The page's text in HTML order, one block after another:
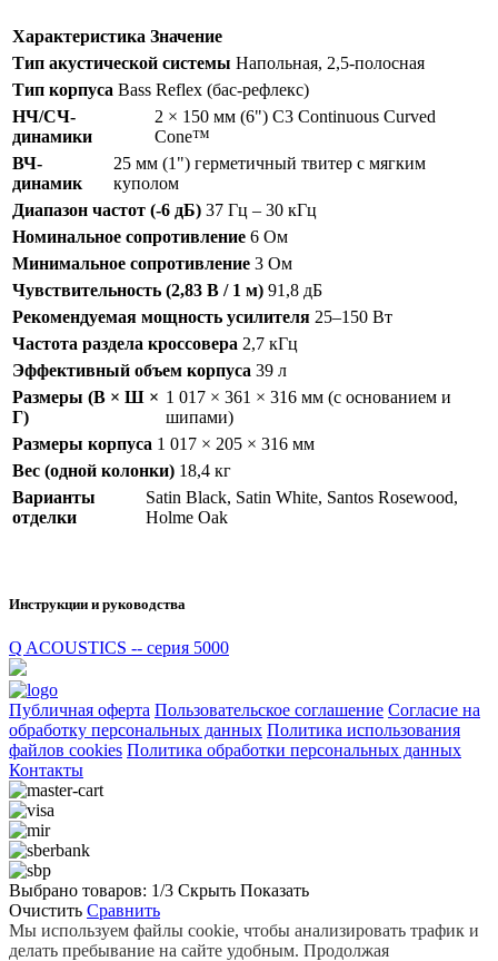
Характеристика Значение
Тип акустической системы Напольная, 2,5-полосная
Тип корпуса Bass Reflex (бас-рефлекс)
НЧ/СЧ-
динамики
2 × 150 мм (6") C3 Continuous Curved
Cone™
ВЧ-
динамик
25 мм (1") герметичный твитер с мягким
куполом
Диапазон частот (-6 дБ) 37 Гц – 30 кГц
Номинальное сопротивление 6 Ом
Минимальное сопротивление 3 Ом
Чувствительность (2,83 В / 1 м) 91,8 дБ
Рекомендуемая мощность усилителя 25–150 Вт
Частота раздела кроссовера 2,7 кГц
Эффективный объем корпуса 39 л
Размеры (В × Ш ×
Г)
1 017 × 361 × 316 мм (с основанием и
шипами)
Размеры корпуса 1 017 × 205 × 316 мм
Вес (одной колонки) 18,4 кг
Варианты
отделки
Satin Black, Satin White, Santos Rosewood,
Holme Oak
Инструкции и руководства
Q ACOUSTICS -- серия 5000
Публичная оферта Пользовательское соглашение Согласие на
обработку персональных данных Политика использования
файлов cookies Политика обработки персональных данных
Контакты
Выбрано товаров: 1/3 Скрыть Показать
Очистить Сравнить
Мы используем файлы cookie, чтобы анализировать трафик и
делать пребывание на сайте удобным. Продолжая